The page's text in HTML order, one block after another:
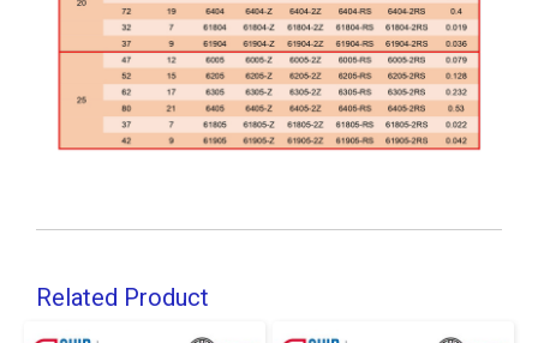
Related Product